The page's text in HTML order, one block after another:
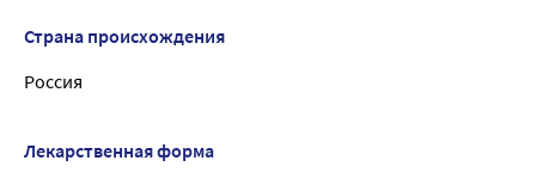
Страна происхождения
Россия
Лекарственная форма